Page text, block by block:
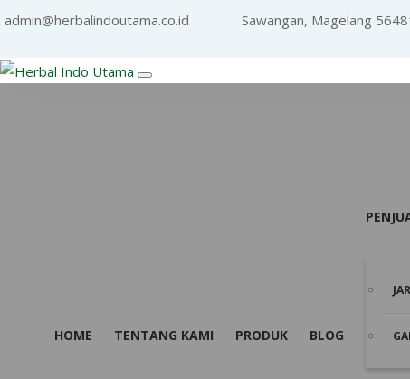
admin@herbalindoutama.co.id
Sawangan, Magelang
HOME TENTANG KAMI PRODUK BLOG